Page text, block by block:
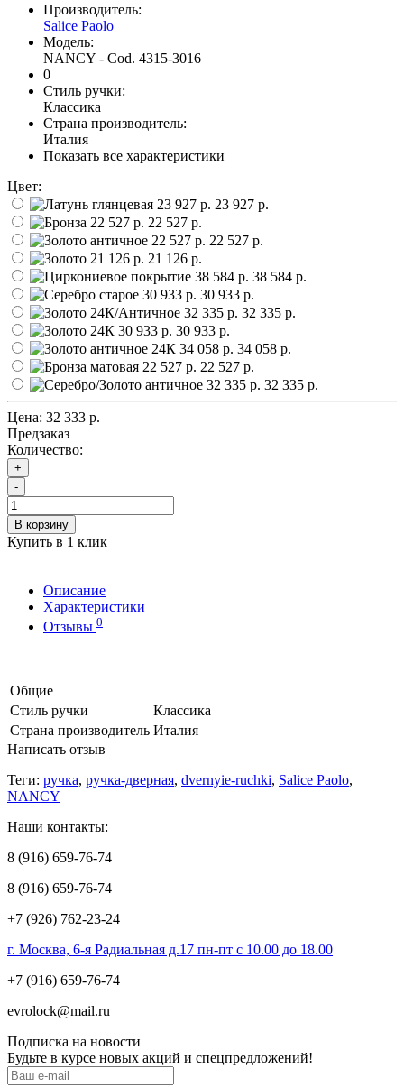
Производитель:
Salice Paolo
Модель:
NANCY - Cod. 4315-3016
0
Стиль ручки:
Классика
Страна производитель:
Италия
Показать все характеристики
Цвет:
23 927 р.
22 527 р.
22 527 р.
21 126 р.
38 584 р.
30 933 р.
32 335 р.
30 933 р.
34 058 р.
22 527 р.
32 335 р.
Цена: 32 333 р.
Предзаказ
Количество:
+
-
В корзину
Купить в 1 клик
Описание
Характеристики
Отзывы 0
Общие
Стиль ручки
Классика
Страна производитель Италия
Написать отзыв
Теги: ручка, ручка-дверная, dvernyie-ruchki, Salice Paolo,
NANCY
Наши контакты:
8 (916) 659-76-74
8 (916) 659-76-74
+7 (926) 762-23-24
г. Москва, 6-я Радиальная д.17 пн-пт с 10.00 до 18.00
+7 (916) 659-76-74
evrolock@mail.ru
Подписка на новости
Будьте в курсе новых акций и спецпредложений!